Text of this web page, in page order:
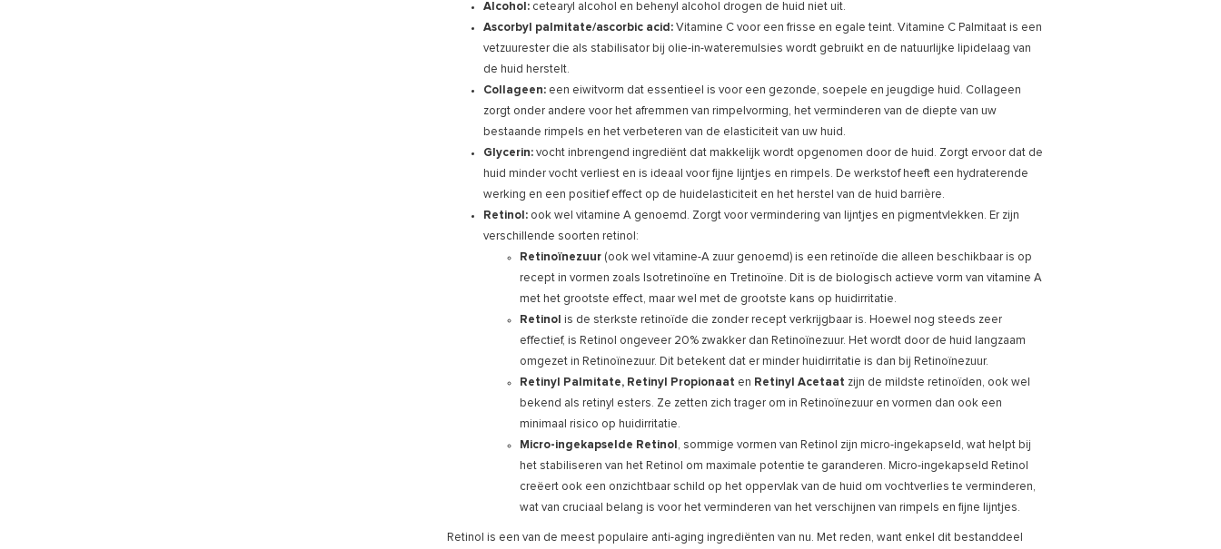
Alcohol: cetearyl alcohol en behenyl alcohol drogen de huid niet uit.
Ascorbyl palmitate/ascorbic acid: Vitamine C voor een frisse en egale teint. Vitamine C Palmitaat is een
vetzuurester die als stabilisator bij olie-in-wateremulsies wordt gebruikt en de natuurlijke lipidelaag van
de huid herstelt.
Collageen: een eiwitvorm dat essentieel is voor een gezonde, soepele en jeugdige huid. Collageen
zorgt onder andere voor het afremmen van rimpelvorming, het verminderen van de diepte van uw
bestaande rimpels en het verbeteren van de elasticiteit van uw huid.
Glycerin: vocht inbrengend ingrediënt dat makkelijk wordt opgenomen door de huid. Zorgt ervoor dat de
huid minder vocht verliest en is ideaal voor fijne lijntjes en rimpels. De werkstof heeft een hydraterende
werking en een positief effect op de huidelasticiteit en het herstel van de huid barrière.
Retinol: ook wel vitamine A genoemd. Zorgt voor vermindering van lijntjes en pigmentvlekken. Er zijn
verschillende soorten retinol:
Retinoïnezuur (ook wel vitamine-A zuur genoemd) is een retinoïde die alleen beschikbaar is op
recept in vormen zoals Isotretinoïne en Tretinoïne. Dit is de biologisch actieve vorm van vitamine A
met het grootste effect, maar wel met de grootste kans op huidirritatie.
Retinol
is de sterkste retinoïde die zonder recept verkrijgbaar is. Hoewel nog steeds zeer
effectief, is Retinol ongeveer 20% zwakker dan Retinoïnezuur. Het wordt door de huid langzaam
omgezet in Retinoïnezuur. Dit betekent dat er minder huidirritatie is dan bij Retinoïnezuur.
Retinyl Palmitate, Retinyl Propionaat en Retinyl Acetaat zijn de mildste retinoïden, ook wel
bekend als retinyl esters. Ze zetten zich trager om in Retinoïnezuur en vormen dan ook een
minimaal risico op huidirritatie.
Micro-ingekapselde Retinol , sommige vormen van Retinol zijn micro-ingekapseld, wat helpt bij
het stabiliseren van het Retinol om maximale potentie te garanderen. Micro-ingekapseld Retinol
creëert ook een onzichtbaar schild op het oppervlak van de huid om vochtverlies te verminderen,
wat van cruciaal belang is voor het verminderen van het verschijnen van rimpels en fijne lijntjes.
Retinol is een van de meest populaire anti-aging ingrediënten van nu. Met reden, want enkel dit bestanddeel